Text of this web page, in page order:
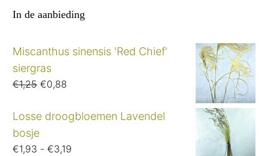
In de aanbieding
Miscanthus sinensis 'Red Chief'
siergras
€1,25 Oorspronkelijke
was:
€0,88
is:
Losse droogbloemen Lavendel
bosje
€1,93 - €3,19